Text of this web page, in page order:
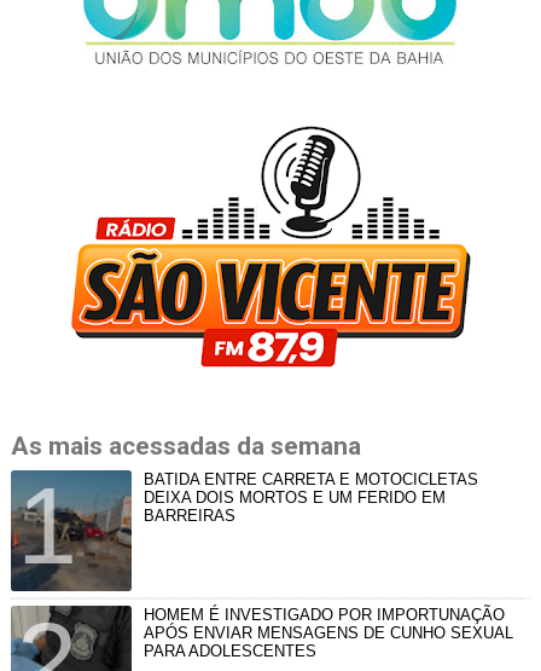
As mais acessadas da semana
BATIDA ENTRE CARRETA E MOTOCICLETAS
DEIXA DOIS MORTOS E UM FERIDO EM
BARREIRAS
HOMEM É INVESTIGADO POR IMPORTUNAÇÃO
APÓS ENVIAR MENSAGENS DE CUNHO SEXUAL
PARA ADOLESCENTES